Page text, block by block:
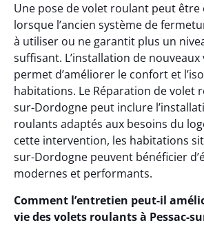
Une pose de volet roulant peut être
lorsque l’ancien système de
à utiliser ou ne garantit plus un
suffisant. L’installation de
permet d’améliorer le confort et
habitations. Le Réparation de volet
sur-Dordogne peut inclure
roulants adaptés aux besoins du
cette intervention, les habitations
sur-Dordogne peuvent bénéficier
modernes et performants.
Comment l’entretien peut-il
vie des volets roulants à Pessac-